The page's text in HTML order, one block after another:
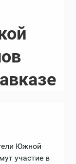
Южной
участие в